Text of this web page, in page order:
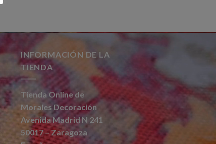
INFORMACIÓN DE LA
TIENDA
Tienda Online de
Morales Decoración
Avenida Madrid N 241
50017 – Zaragoza